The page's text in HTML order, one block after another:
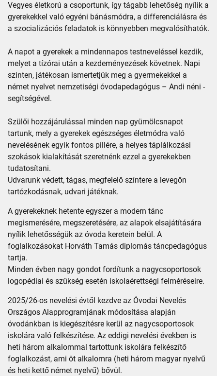
Vegyes életkorú a csoportunk, így tágabb lehetőség nyílik a
gyerekekkel való egyéni bánásmódra, a differenciálásra és
a szocializációs feladatok is könnyebben megvalósíthatók.
A napot a gyerekek a mindennapos testneveléssel kezdik,
melyet a tízórai után a kezdeményezések követnek. Napi
szinten, játékosan ismertetjük meg a gyermekekkel a
német nyelvet nemzetiségi óvodapedagógus – Andi néni -
segítségével.
Szülői hozzájárulással minden nap gyümölcsnapot
tartunk, mely a gyerekek egészséges életmódra való
nevelésének egyik fontos pillére, a helyes táplálkozási
szokások kialakítását szeretnénk ezzel a gyerekekben
tudatosítani.
Udvarunk védett, tágas, megfelelő színtere a levegőn
tartózkodásnak, udvari játéknak.
A gyerekeknek hetente egyszer a modern tánc
megismerésére, megszeretésére, az alapok elsajátítására
nyílik lehetősségük az óvoda keretein belül. A
foglalkozásokat Horváth Tamás diplomás táncpedagógus
tartja.
Minden évben nagy gondot fordítunk a nagycsoportosok
logopédiai és szükség esetén iskolaérettségi felméréseire.
2025/26-os nevelési évtől kezdve az Óvodai Nevelés
Országos Alapprogramjának módosítása alapján
óvodánkban is kiegészítésre kerül az nagycsoportosok
iskolára való felkészítése. Az eddigi nevelési években is
heti három alkalommal tartottunk iskolára felkészítő
foglalkozást, ami öt alkalomra (heti három magyar nyelvű
és heti kettő német nyelvű) bővül.